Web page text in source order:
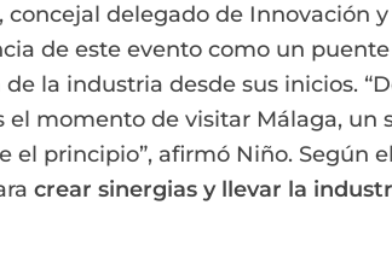
concejal delegado de Innovación
de este evento como un
la industria desde sus inicios.
el momento de visitar Málaga, un
el principio”, afirmó Niño. Según
crear sinergias y llevar la